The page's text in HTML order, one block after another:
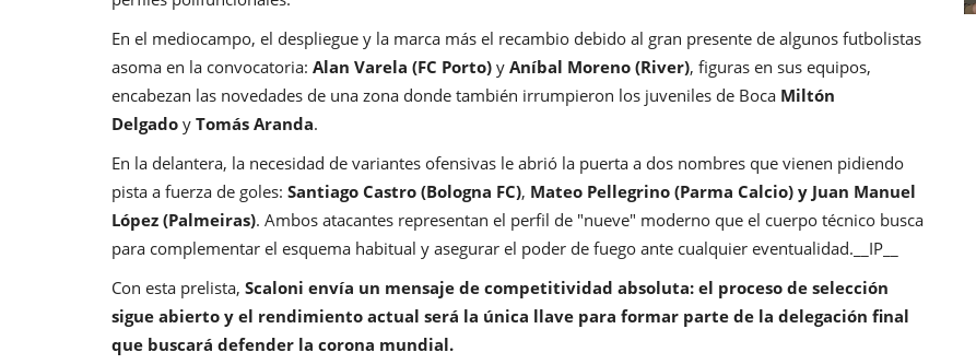
En el mediocampo, el despliegue y la marca más el recambio debido al gran presente de algunos futbolistas
asoma en la convocatoria: Alan Varela (FC Porto) y Aníbal Moreno (River), figuras en sus equipos,
encabezan las novedades de una zona donde también irrumpieron los juveniles de Boca Miltón
Delgado y Tomás Aranda.
En la delantera, la necesidad de variantes ofensivas le abrió la puerta a dos nombres que vienen pidiendo
pista a fuerza de goles: Santiago Castro (Bologna FC), Mateo Pellegrino (Parma Calcio) y Juan Manuel
López (Palmeiras). Ambos atacantes representan el perfil de "nueve" moderno que el cuerpo técnico busca
para complementar el esquema habitual y asegurar el poder de fuego ante cualquier eventualidad.__IP__
Con esta prelista, Scaloni envía un mensaje de competitividad absoluta: el proceso de selección
sigue abierto y el rendimiento actual será la única llave para formar parte de la delegación final
que buscará defender la corona mundial.